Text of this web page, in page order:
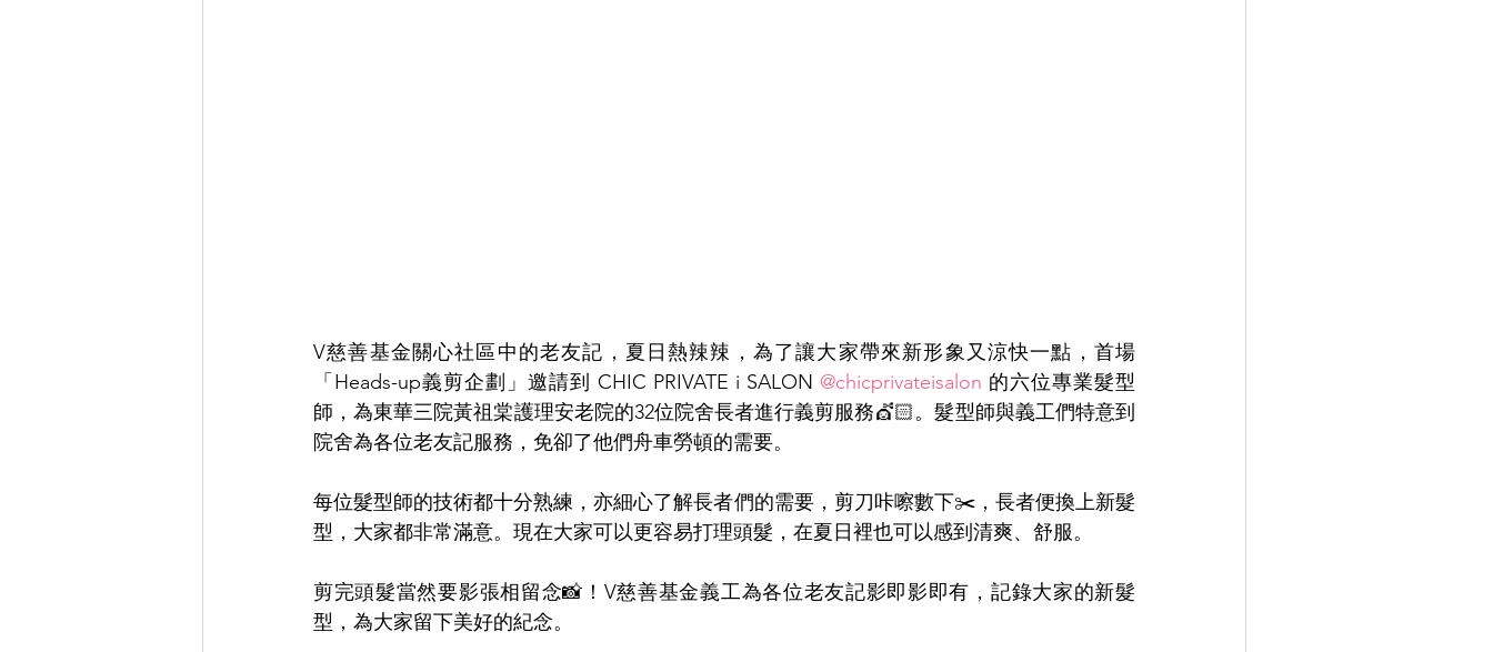
V慈善基金關心社區中的老友記，夏日熱辣辣，為了讓大家帶來新形象又涼快一點，首場
「Heads-up義剪企劃」邀請到 CHIC PRIVATE i SALON @chicprivateisalon 的六位專業髮型
師，為東華三院黃祖棠護理安老院的32位院舍長者進行義剪服務💇🏻。髮型師與義工們特意到
院舍為各位老友記服務，免卻了他們舟車勞頓的需要。
每位髮型師的技術都十分熟練，亦細心了解長者們的需要，剪刀咔嚓數下✂️，長者便換上新髮
型，大家都非常滿意。現在大家可以更容易打理頭髮，在夏日裡也可以感到清爽、舒服。
剪完頭髮當然要影張相留念📸！V慈善基金義工為各位老友記影即影即有，記錄大家的新髮
型，為大家留下美好的紀念。